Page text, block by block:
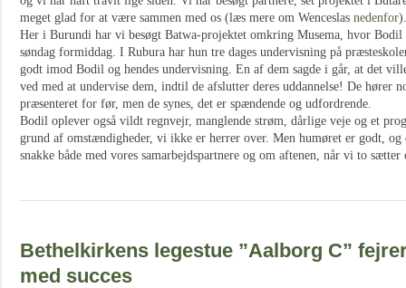
meget glad for at være sammen med os (læs mere om Wenceslas nedenfor).
Her i Burundi har vi besøgt Batwa-projektet omkring Musema, hvor Bodil
søndag formiddag. I Rubura har hun tre dages undervisning på
godt imod Bodil og hendes undervisning. En af dem sagde i går, at det
ved med at undervise dem, indtil de afslutter deres uddannelse! De hører
præsenteret for før, men de synes, det er spændende og udfordrende.
Bodil oplever også vildt regnvejr, manglende strøm, dårlige veje og et
grund af omstændigheder, vi ikke er herrer over. Men humøret er godt, og
snakke både med vores samarbejdspartnere og om aftenen, når vi to
Bethelkirkens legestue ”Aalborg C”
med succes